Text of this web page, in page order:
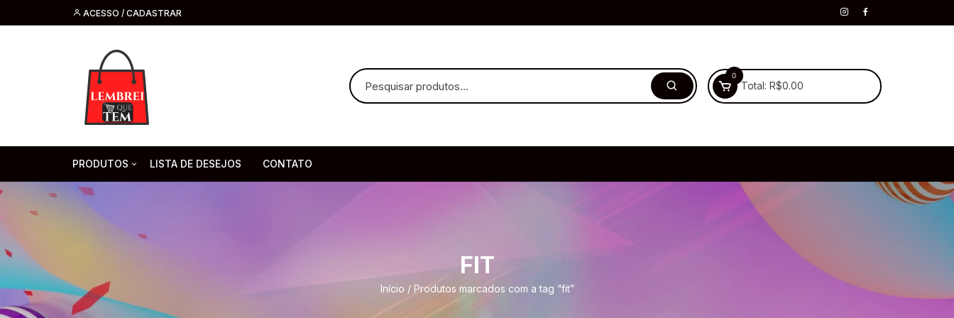
ACESSO / CADASTRAR
0
Total: R$0.00
PRODUTOS
Moda, Beleza E Perfumaria
Artigos para festa
LISTA DE DESEJOS CONTATO
FIT
Início / Produtos marcados com a tag “fit”